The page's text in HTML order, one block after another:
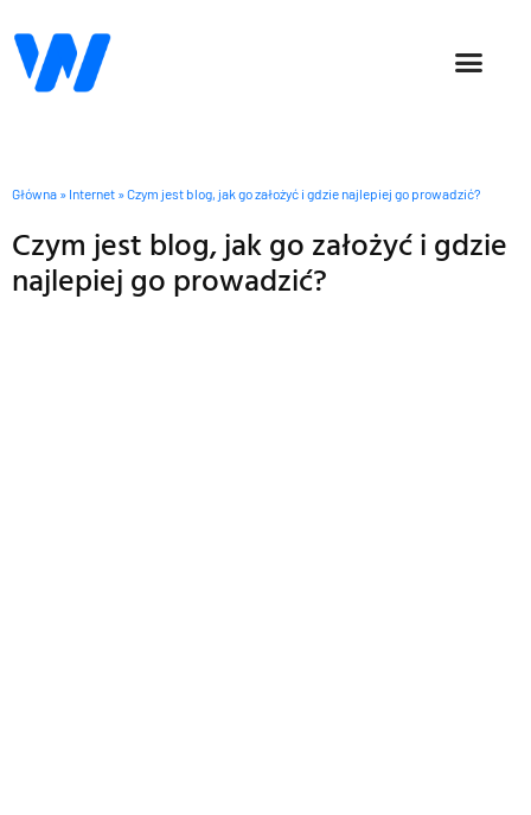
Główna » Internet »Czym jest blog, jak go założyć i gdzie najlepiej go prowadzić?
Czym jest blog, jak go założyć i gdzie
najlepiej go prowadzić?